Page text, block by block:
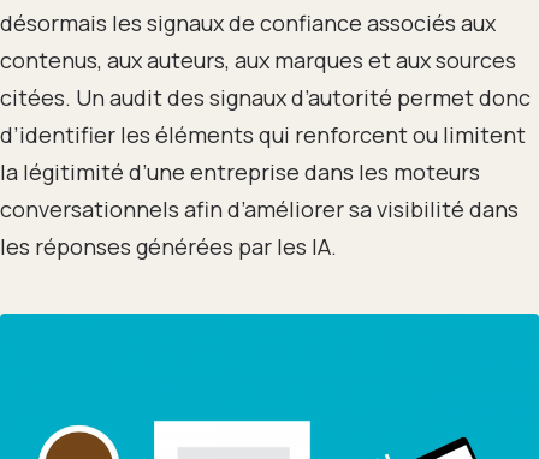
désormais les signaux de confiance associés aux
contenus, aux auteurs, aux marques et aux sources
citées. Un audit des signaux d’autorité permet donc
d’identifier les éléments qui renforcent ou limitent
la légitimité d’une entreprise dans les moteurs
conversationnels afin d’améliorer sa visibilité dans
les réponses générées par les IA.